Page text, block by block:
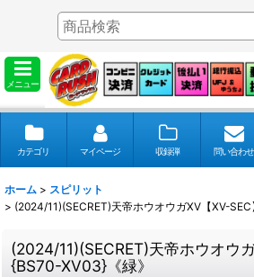
メニュー
カテゴリ マイページ 収録弾 問い合わせ
ホーム > スピリット
> (2024/11)(SECRET)天帝ホウオウガXV【XV-SEC
(2024/11)(SECRET)天帝ホウオウ
{BS70-XV03}《緑》